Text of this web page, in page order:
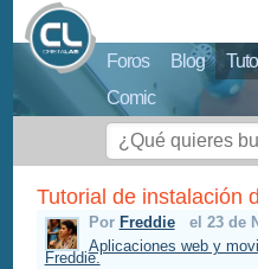
Foros Blog
Comic
Tutorial de instalación
Por Freddie
el 23 de
Aplicaciones web y
Freddie.